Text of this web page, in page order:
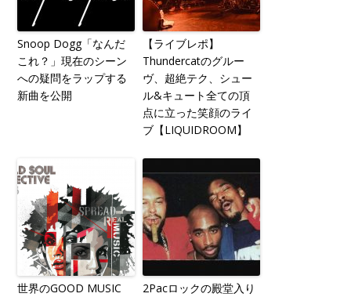
Snoop Dogg「なんだ
これ？」現在のシーン
への疑問をラップする
新曲を公開
【ライブレポ】
Thundercatのグルー
ヴ、超絶テク、シュー
ル&キュート全ての頂
点に立った笑顔のライ
ブ【LIQUIDROOM】
世界のGOOD MUSIC
2Pacロックの殿堂入り